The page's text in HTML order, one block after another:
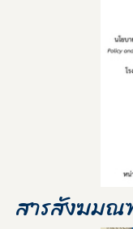
สารสังฆมณ